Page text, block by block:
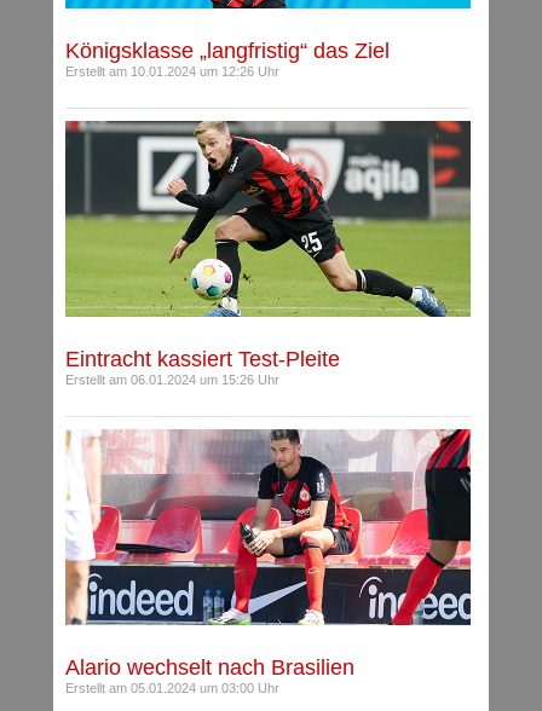
Königsklasse „langfristig“ das Ziel
Erstellt am 10.01.2024 um 12:26 Uhr
Eintracht kassiert Test-Pleite
Erstellt am 06.01.2024 um 15:26 Uhr
Alario wechselt nach Brasilien
Erstellt am 05.01.2024 um 03:00 Uhr